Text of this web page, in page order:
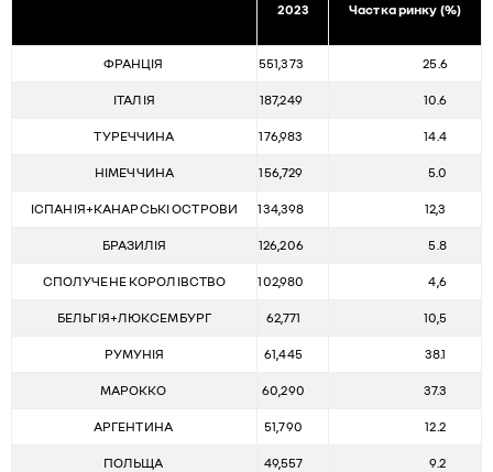
2023 Частка ринку (%)
ФРАНЦІЯ 551,373 25.6
ІТАЛІЯ 187,249 10.6
ТУРЕЧЧИНА 176,983 14.4
НІМЕЧЧИНА 156,729 5.0
ІСПАНІЯ+КАНАРСЬКІ ОСТРОВИ 134,398 12,3
БРАЗИЛІЯ 126,206 5.8
СПОЛУЧЕНЕ КОРОЛІВСТВО 102,980 4,6
БЕЛЬГІЯ+ЛЮКСЕМБУРГ 62,771 10,5
РУМУНІЯ 61,445 38.1
МАРОККО 60,290 37.3
АРГЕНТИНА 51,790 12.2
ПОЛЬЩА 49,557 9.2